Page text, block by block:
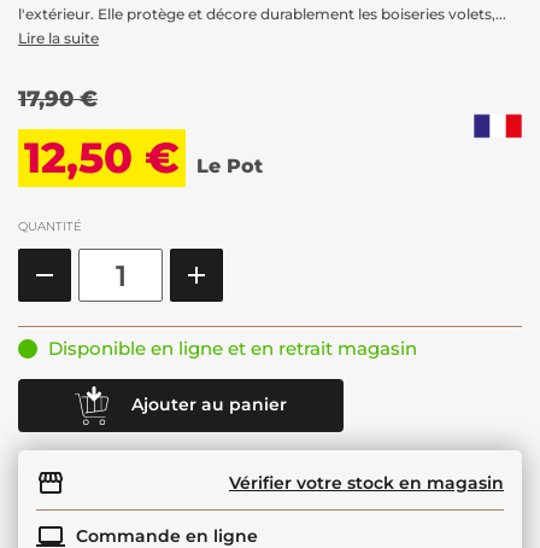
l'extérieur. Elle protège et décore durablement les boiseries volets,...
Lire la suite
17,90 €
12,50 € Le Pot
QUANTITÉ
Disponible en ligne et en retrait magasin
Ajouter au panier
Vérifier votre stock en magasin
Commande en ligne